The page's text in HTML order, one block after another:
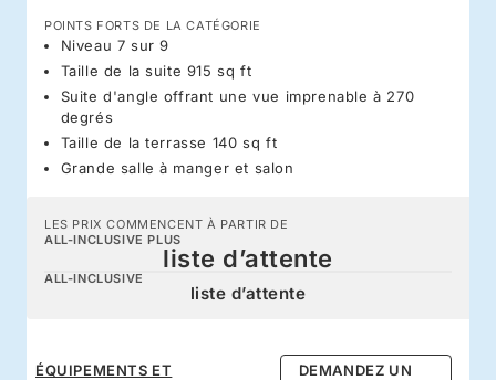
POINTS FORTS DE LA CATÉGORIE
Niveau 7 sur 9
Taille de la suite 915 sq ft
Suite d'angle offrant une vue imprenable à 270
degrés
Taille de la terrasse 140 sq ft
Grande salle à manger et salon
LES PRIX COMMENCENT À PARTIR DE
ALL-INCLUSIVE PLUS
liste d’attente
ALL-INCLUSIVE
liste d’attente
ÉQUIPEMENTS ET
DEMANDEZ UN